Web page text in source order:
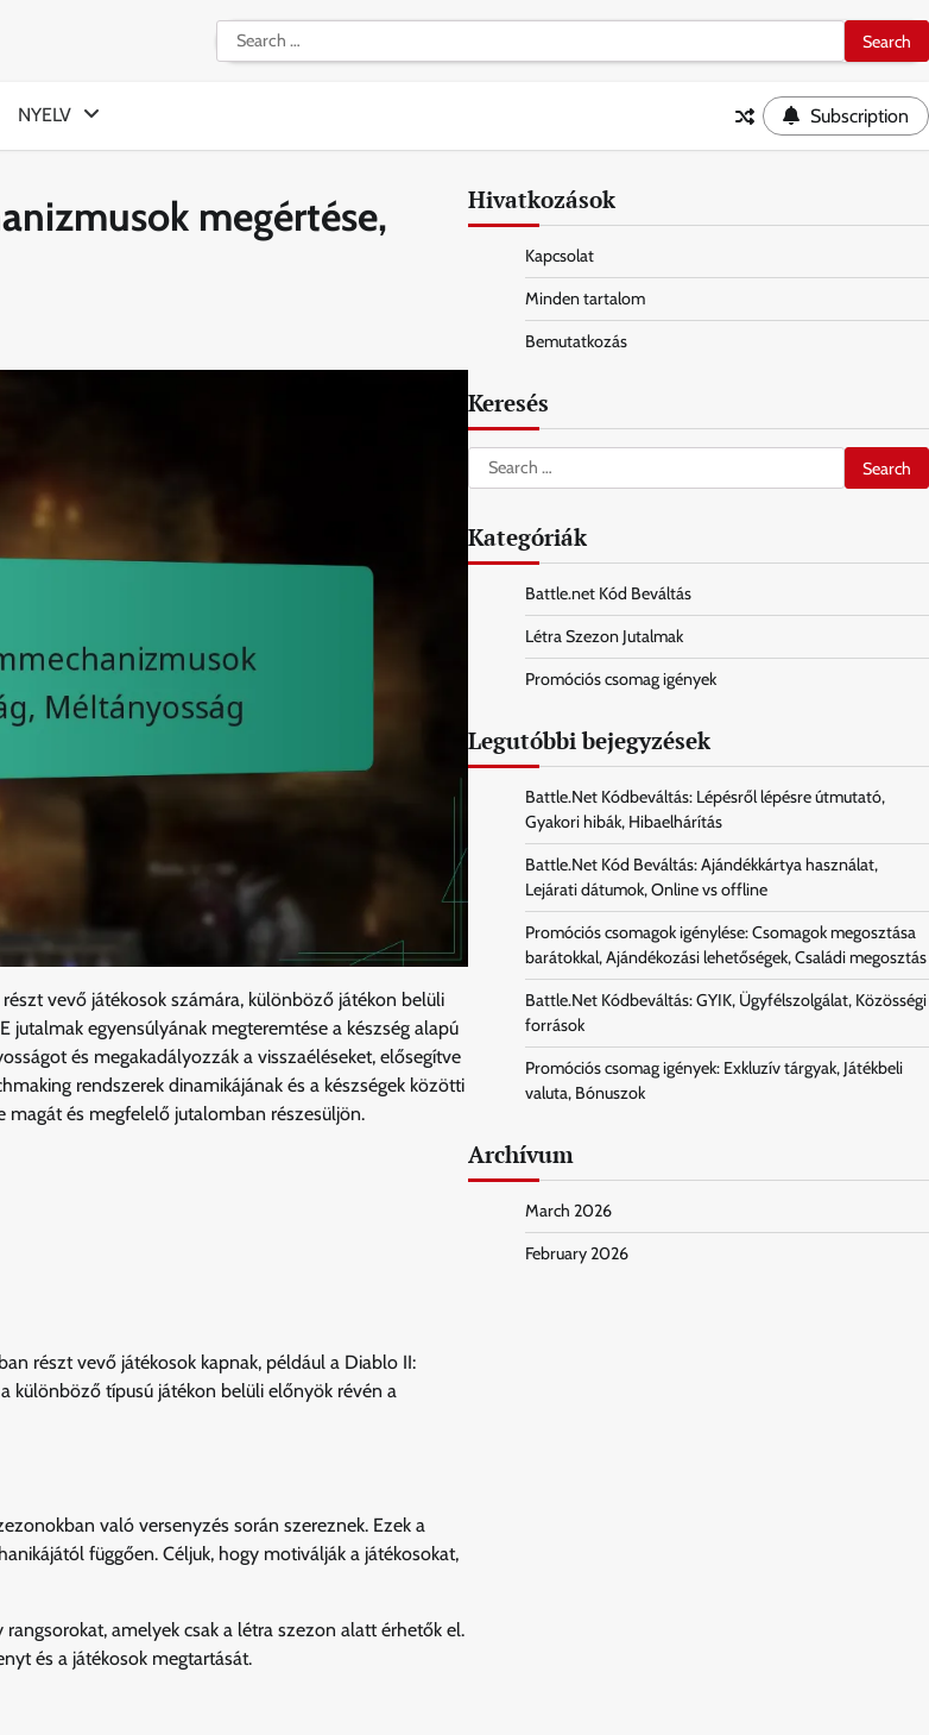
Search
for:
NYELV Subscription
megértése,
vevő játékosok számára, különböző játékon belüli
egyensúlyának megteremtése a készség alapú
és megakadályozzák a visszaéléseket, elősegítve
rendszerek dinamikájának és a készségek közötti
magát és megfelelő jutalomban részesüljön.
részt vevő játékosok kapnak, például a Diablo II:
különböző típusú játékon belüli előnyök révén a
való versenyzés során szereznek. Ezek a
függően. Céljuk, hogy motiválják a játékosokat,
amelyek csak a létra szezon alatt érhetők el.
és a játékosok megtartását.
Hivatkozások
Kapcsolat
Minden tartalom
Bemutatkozás
Keresés
Search
for:
Kategóriák
Battle.net Kód Beváltás
Létra Szezon Jutalmak
Promóciós csomag igények
Legutóbbi bejegyzések
Battle.Net Kódbeváltás: Lépésről lépésre útmutató,
Gyakori hibák, Hibaelhárítás
Battle.Net Kód Beváltás: Ajándékkártya használat,
Lejárati dátumok, Online vs offline
Promóciós csomagok igénylése: Csomagok megosztása
barátokkal, Ajándékozási lehetőségek, Családi megosztás
Battle.Net Kódbeváltás: GYIK, Ügyfélszolgálat, Közösségi
források
Promóciós csomag igények: Exkluzív tárgyak, Játékbeli
valuta, Bónuszok
Archívum
March 2026
February 2026